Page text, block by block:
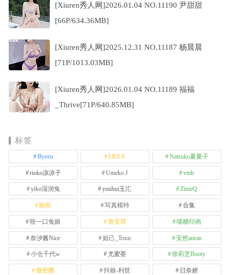
[Xiuren秀人网]2026.01.04 NO.11190 尹甜甜
[66P/634.36MB]
[Xiuren秀人网]2025.12.31 NO.11187 杨晨晨
[71P/1013.03MB]
[Xiuren秀人网]2026.01.04 NO.11189 福福
_Thrive[71P/640.85MB]
标签
Byoru LRXX Natsuko夏夏子
rioko凉凉子 Umeko J vmb
yiko湿润兔 yuuhui玉汇 ZinieQ
丽柜 写真模特 合集
咬一口兔娘 唐安琪 喵糖印画
奈汐酱Nice 妲己_Toxic 安然anran
小仓千代w 尤蜜荟 徐莉芝Booty
微密圈 抖娘-利世 日奈娇